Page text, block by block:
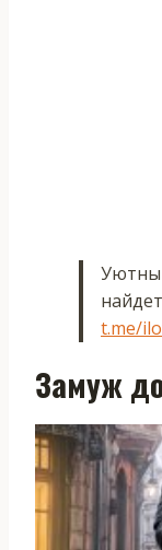
t.me/
Замуж